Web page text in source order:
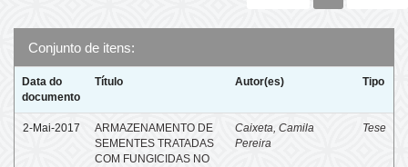
Conjunto de itens:
Data do
documento
Título Autor(es) Tipo
2-Mai-2017
ARMAZENAMENTO DE
SEMENTES TRATADAS
COM FUNGICIDAS NO
Caixeta, Camila
Pereira
Tese